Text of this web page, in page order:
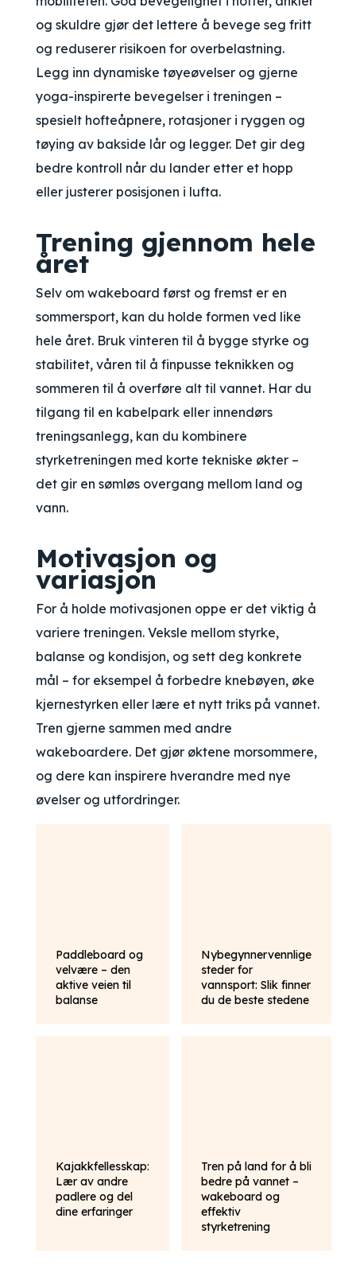
og skuldre gjør det lettere å bevege seg fritt
og reduserer risikoen for overbelastning.
Legg inn dynamiske tøyeøvelser og gjerne
yoga-inspirerte bevegelser i treningen –
spesielt hofteåpnere, rotasjoner i ryggen og
tøying av bakside lår og legger. Det gir deg
bedre kontroll når du lander etter et hopp
eller justerer posisjonen i lufta.
Trening gjennom hele
året
Selv om wakeboard først og fremst er en
sommersport, kan du holde formen ved like
hele året. Bruk vinteren til å bygge styrke og
stabilitet, våren til å finpusse teknikken og
sommeren til å overføre alt til vannet. Har du
tilgang til en kabelpark eller innendørs
treningsanlegg, kan du kombinere
styrketreningen med korte tekniske økter –
det gir en sømløs overgang mellom land og
vann.
Motivasjon og
variasjon
For å holde motivasjonen oppe er det viktig å
variere treningen. Veksle mellom styrke,
balanse og kondisjon, og sett deg konkrete
mål – for eksempel å forbedre knebøyen, øke
kjernestyrken eller lære et nytt triks på vannet.
Tren gjerne sammen med andre
wakeboardere. Det gjør øktene morsommere,
og dere kan inspirere hverandre med nye
øvelser og utfordringer.
Paddleboard og
velvære – den
aktive veien til
balanse
Nybegynnervennlige
steder for
vannsport: Slik finner
du de beste stedene
Kajakkfellesskap:
Lær av andre
padlere og del
dine erfaringer
Tren på land for å bli
bedre på vannet –
wakeboard og
effektiv
styrketrening